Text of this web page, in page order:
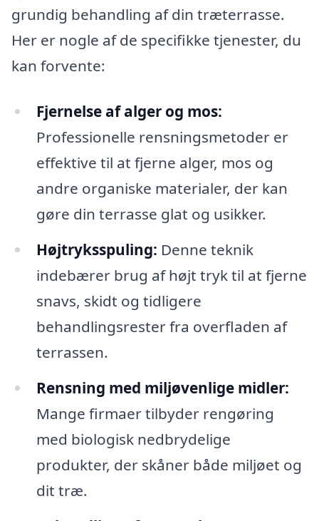
grundig behandling af din træterrasse.
Her er nogle af de specifikke tjenester, du
kan forvente:
Fjernelse af alger og mos:
Professionelle rensningsmetoder er
effektive til at fjerne alger, mos og
andre organiske materialer, der kan
gøre din terrasse glat og usikker.
Højtryksspuling: Denne teknik
indebærer brug af højt tryk til at fjerne
snavs, skidt og tidligere
behandlingsrester fra overfladen af
terrassen.
Rensning med miljøvenlige midler:
Mange firmaer tilbyder rengøring
med biologisk nedbrydelige
produkter, der skåner både miljøet og
dit træ.